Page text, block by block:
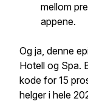
mellom
appene.
Og ja, denne
Hotell og Spa.
kode for 15
helger i hele